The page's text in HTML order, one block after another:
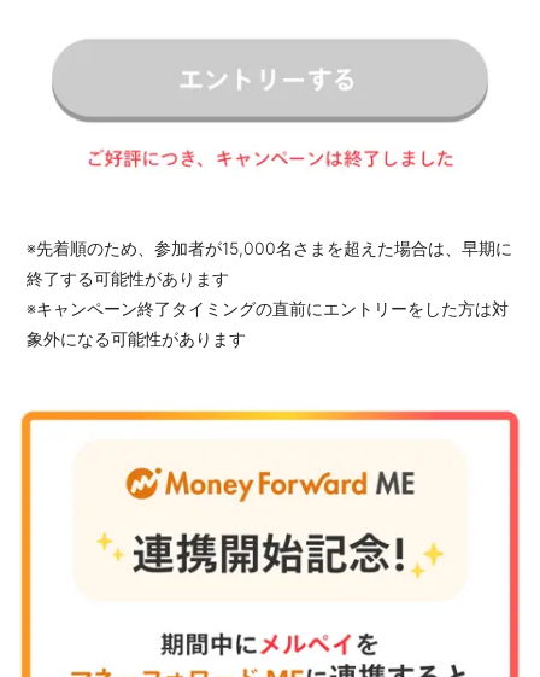
※先着順のため、参加者が15,000名さまを超えた場合は、早期に
終了する可能性があります
※キャンペーン終了タイミングの直前にエントリーをした方は対
象外になる可能性があります